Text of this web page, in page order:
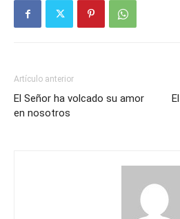
Artículo anterior
El Señor ha volcado su amor
en nosotros